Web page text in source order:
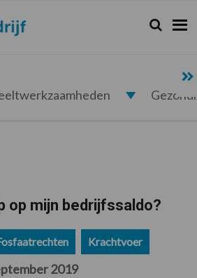
Zoeken...
Zoek
op mijn bedrijfssaldo?
Krachtvoer
2019